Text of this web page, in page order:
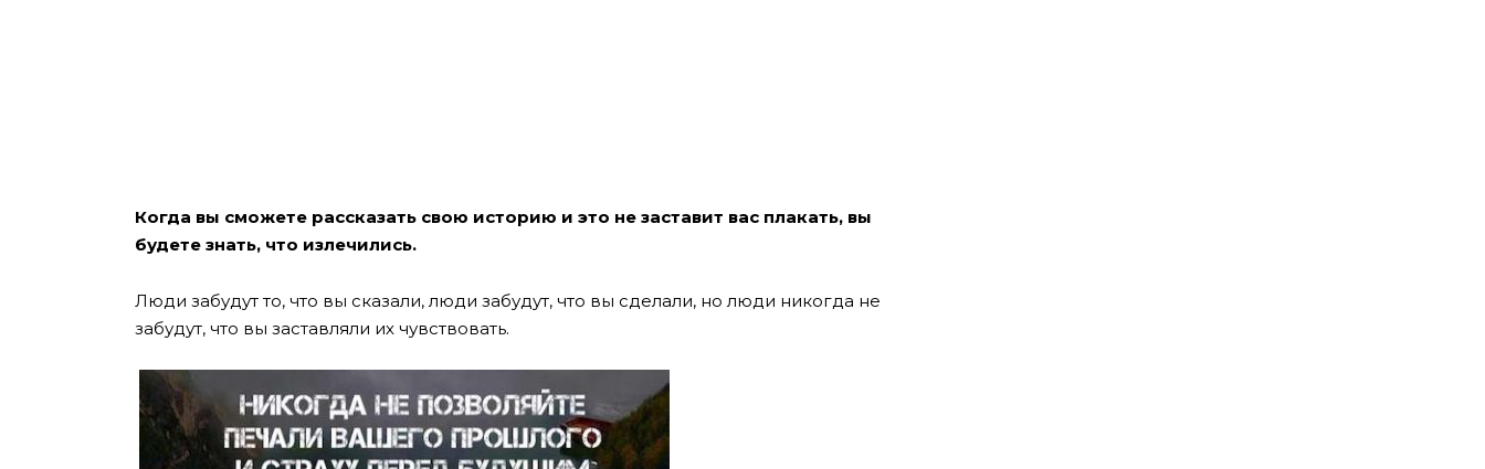
Когда вы сможете рассказать свою историю и это не заставит вас плакать, вы
будете знать, что излечились.
Люди забудут то, что вы сказали, люди забудут, что вы сделали, но люди никогда не
забудут, что вы заставляли их чувствовать.